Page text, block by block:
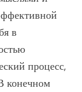
в
процесс,
конечном